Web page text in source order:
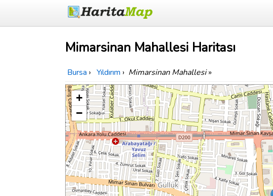
Mimarsinan Mahallesi Haritası
Bursa › Yıldırım › Mimarsinan Mahallesi»
+
−